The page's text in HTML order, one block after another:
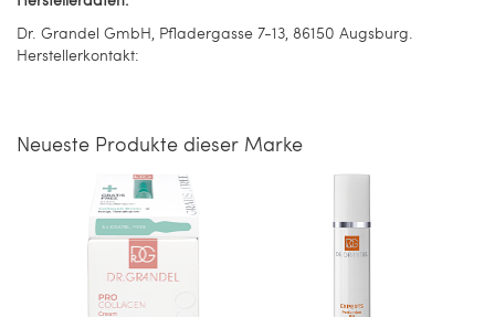
Dr. Grandel GmbH, Pfladergasse 7-13, 86150 Augsburg.
Herstellerkontakt:
Neueste Produkte dieser Marke